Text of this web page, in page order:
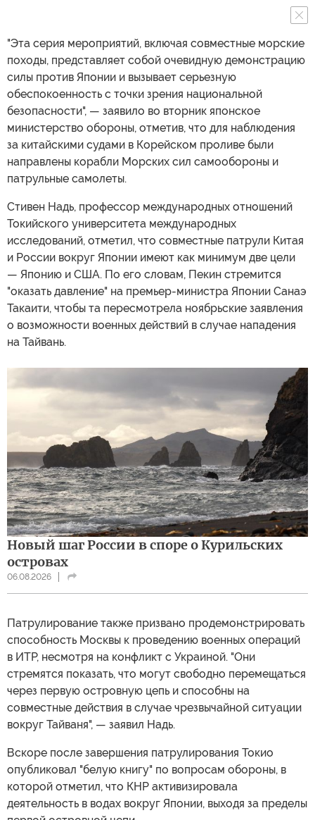
"Эта серия мероприятий, включая совместные морские
походы, представляет собой очевидную демонстрацию
силы против Японии и вызывает серьезную
обеспокоенность с точки зрения национальной
безопасности", — заявило во вторник японское
министерство обороны, отметив, что для наблюдения
за китайскими судами в Корейском проливе были
направлены корабли Морских сил самообороны и
патрульные самолеты.
Стивен Надь, профессор международных отношений
Токийского университета международных
исследований, отметил, что совместные патрули Китая
и России вокруг Японии имеют как минимум две цели
— Японию и США. По его словам, Пекин стремится
"оказать давление" на премьер-министра Японии Санаэ
Такаити, чтобы та пересмотрела ноябрьские заявления
о возможности военных действий в случае нападения
на Тайвань.
Новый шаг России в споре о Курильских
островах
06.08.2026
Патрулирование также призвано продемонстрировать
способность Москвы к проведению военных операций
в ИТР, несмотря на конфликт с Украиной. "Они
стремятся показать, что могут свободно перемещаться
через первую островную цепь и способны на
совместные действия в случае чрезвычайной ситуации
вокруг Тайваня", — заявил Надь.
Вскоре после завершения патрулирования Токио
опубликовал "белую книгу" по вопросам обороны, в
которой отметил, что КНР активизировала
деятельность в водах вокруг Японии, выходя за пределы